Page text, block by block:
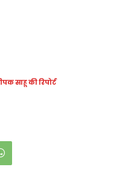
साहू की रिपोर्ट